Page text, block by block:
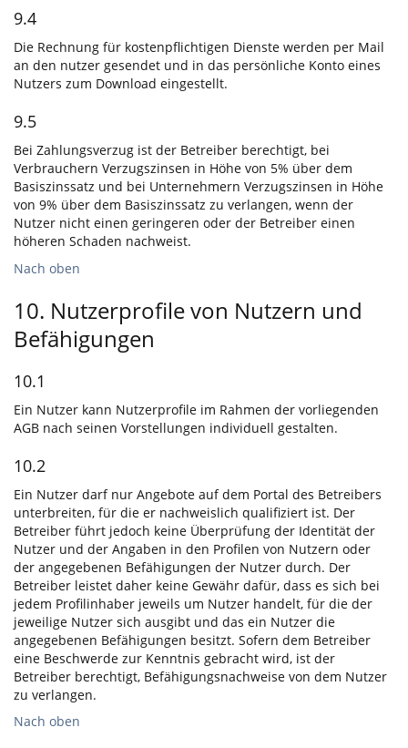
9.4
Die Rechnung für kostenpflichtigen Dienste werden per Mail
an den nutzer gesendet und in das persönliche Konto eines
Nutzers zum Download eingestellt.
9.5
Bei Zahlungsverzug ist der Betreiber berechtigt, bei
Verbrauchern Verzugszinsen in Höhe von 5% über dem
Basiszinssatz und bei Unternehmern Verzugszinsen in Höhe
von 9% über dem Basiszinssatz zu verlangen, wenn der
Nutzer nicht einen geringeren oder der Betreiber einen
höheren Schaden nachweist.
Nach oben
10. Nutzerprofile von Nutzern und
Befähigungen
10.1
Ein Nutzer kann Nutzerprofile im Rahmen der vorliegenden
AGB nach seinen Vorstellungen individuell gestalten.
10.2
Ein Nutzer darf nur Angebote auf dem Portal des Betreibers
unterbreiten, für die er nachweislich qualifiziert ist. Der
Betreiber führt jedoch keine Überprüfung der Identität der
Nutzer und der Angaben in den Profilen von Nutzern oder
der angegebenen Befähigungen der Nutzer durch. Der
Betreiber leistet daher keine Gewähr dafür, dass es sich bei
jedem Profilinhaber jeweils um Nutzer handelt, für die der
jeweilige Nutzer sich ausgibt und das ein Nutzer die
angegebenen Befähigungen besitzt. Sofern dem Betreiber
eine Beschwerde zur Kenntnis gebracht wird, ist der
Betreiber berechtigt, Befähigungsnachweise von dem Nutzer
zu verlangen.
Nach oben